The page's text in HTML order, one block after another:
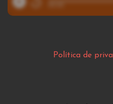
Política de